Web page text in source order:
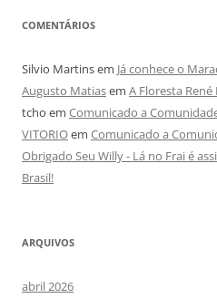
COMENTÁRIOS
Silvio Martinsem Já conhece o
Augusto Matiasem A Floresta
tcho em Comunicado a
VITORIOem Comunicado a
Obrigado Seu Willy - Lá no Frai é
Brasil!
ARQUIVOS
abril 2026